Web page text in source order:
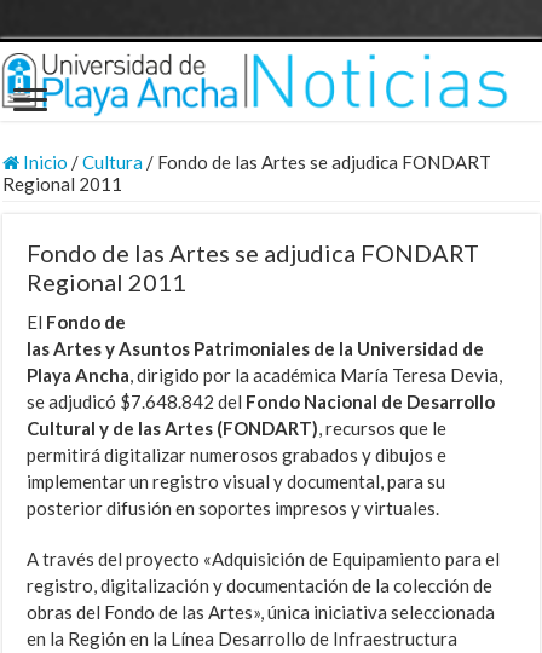
Inicio /Cultura/ Fondo de las Artes se adjudica FONDART
Regional 2011
Fondo de las Artes se adjudica FONDART
Regional 2011
El Fondo de
las Artes y Asuntos Patrimoniales de la Universidad de
Playa Ancha, dirigido por la académica María Teresa Devia,
se adjudicó $7.648.842 del Fondo Nacional de Desarrollo
Cultural y de las Artes (FONDART), recursos que le
permitirá digitalizar numerosos grabados y dibujos e
implementar un registro visual y documental, para su
posterior difusión en soportes impresos y virtuales.
A través del proyecto «Adquisición de Equipamiento para el
registro, digitalización y documentación de la colección de
obras del Fondo de las Artes», única iniciativa seleccionada
en la Región en la Línea Desarrollo de Infraestructura